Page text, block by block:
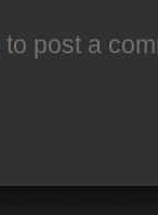
to post a